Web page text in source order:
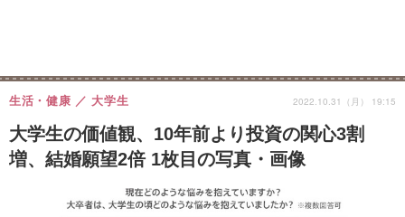
大学生の価値観、10年前より投資の関心3割
増、結婚願望2倍 1枚目の写真・画像
生活・健康 大学生 2022.10.31（月） 19:15